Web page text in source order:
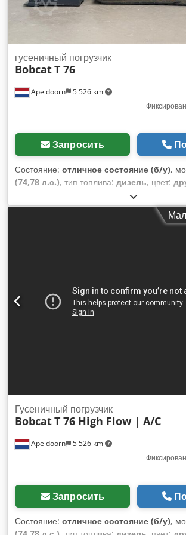
Apeldoorn 5 526 km
гусеничный погрузчик
BobcatT 76
Запросить
Состояние: отличное состояние (б/у),
(74,78 л.с.), тип топлива: дизель, цвет:
1 585 h
кондиционер, Собственный вес: 4 898 кг
В): 395 x 220 x 208 см Рулевое
Трансмиссия Экологический класс (Tier):
final 2 скорости, система Ride Control,
камера заднего вида, пневматическая
Apeldoorn 5 526 km
Гусеничный погрузчик
BobcatT 76 High Flow | A/C
Запросить
Состояние: отличное состояние (б/у),